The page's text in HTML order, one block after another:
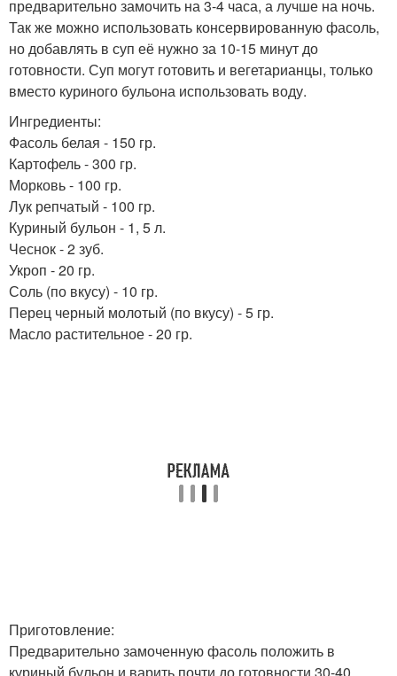
предварительно замочить на 3-4 часа, а лучше на ночь.
Так же можно использовать консервированную фасоль,
но добавлять в суп её нужно за 10-15 минут до
готовности. Суп могут готовить и вегетарианцы, только
вместо куриного бульона использовать воду.
Ингредиенты:
Фасоль белая - 150 гр.
Картофель - 300 гр.
Морковь - 100 гр.
Лук репчатый - 100 гр.
Куриный бульон - 1, 5 л.
Чеснок - 2 зуб.
Укроп - 20 гр.
Соль (по вкусу) - 10 гр.
Перец черный молотый (по вкусу) - 5 гр.
Масло растительное - 20 гр.
Приготовление:
Предварительно замоченную фасоль положить в